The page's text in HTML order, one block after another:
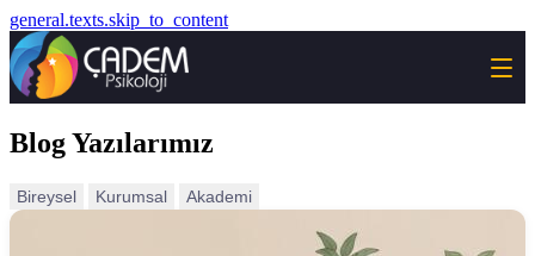
general.texts.skip_to_content
Blog Yazılarımız
Bireysel Kurumsal Akademi